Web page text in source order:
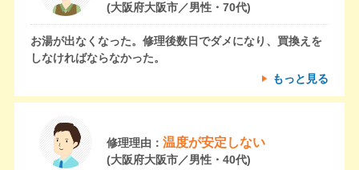
(大阪府大阪市／男性・70代)
お湯が出なくなった。修理後数日でダメになり、買換えを
しなければならなかった。
もっと見る
修理理由： 温度が安定しない
(大阪府大阪市／男性・40代)